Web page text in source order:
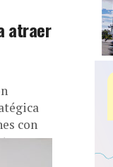
atraer
con